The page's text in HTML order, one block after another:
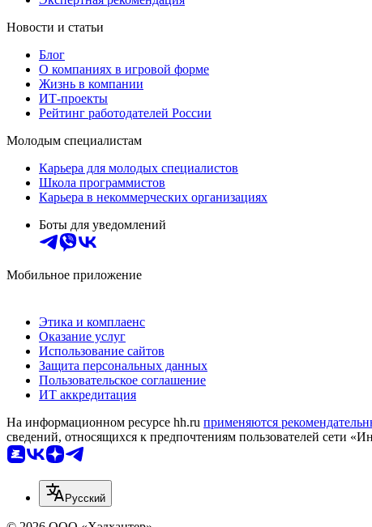
Новости и статьи
Блог
О компаниях в игровой форме
Жизнь в компании
ИТ-проекты
Рейтинг работодателей России
Молодым специалистам
Карьера для молодых специалистов
Школа программистов
Карьера в некоммерческих организациях
Боты для уведомлений
Мобильное приложение
Этика и комплаенс
Оказание услуг
Использование сайтов
Защита персональных данных
Пользовательское соглашение
ИТ аккредитация
На информационном ресурсе hh.ru применяются
сведений, относящихся к предпочтениям пользователей сети
Русский